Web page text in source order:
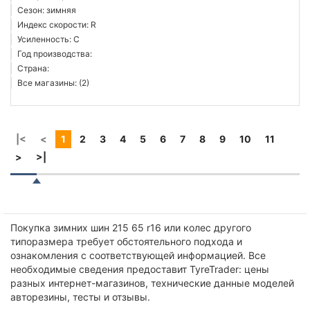
Сезон: зимняя
Индекс скорости: R
Усиленность: C
Год производства:
Страна:
Все магазины: (2)
|< < 1 2 3 4 5 6 7 8 9 10
11
>
>|
Покупка зимних шин 215 65 r16 или колес другого
типоразмера требует обстоятельного подхода и
ознакомления с соответствующей информацией. Все
необходимые сведения предоставит TyreTrader: цены
разных интернет-магазинов, технические данные моделей
авторезины, тесты и отзывы.